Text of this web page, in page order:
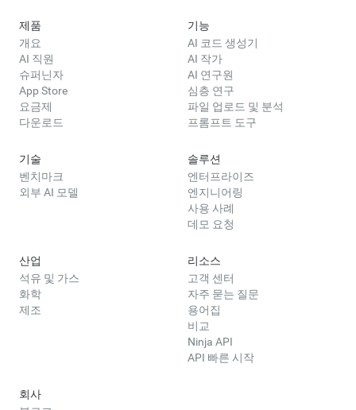
제품
개요
AI 직원
슈퍼닌자
App Store
요금제
다운로드
기능
AI 코드 생성기
AI 작가
AI 연구원
심층 연구
파일 업로드 및 분석
프롬프트 도구
기술
벤치마크
외부 AI 모델
솔루션
엔터프라이즈
엔지니어링
사용 사례
데모 요청
산업
석유 및 가스
화학
제조
리소스
고객 센터
자주 묻는 질문
용어집
비교
Ninja API
API 빠른 시작
회사